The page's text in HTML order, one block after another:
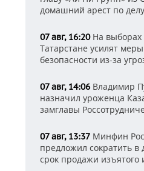
домашний арест по
07 авг, 16:20На выборах
Татарстане усилят меры
безопасности из-за
07 авг, 14:06 Владимир
назначил уроженца
замглавы
07 авг, 13:37 Минфин
предложил сократить в
срок продажи изъятого